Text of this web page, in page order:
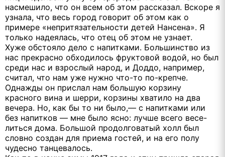
насмешило, что он всем об этом рассказал. Вскоре я
узнала, что весь город говорит об этом как о
примере «непритязательности детей Нансена». Я
только надеялась, что отец об этом не узнает.
Хуже обстояло дело с напитками. Большинство из
нас прекрасно обходилось фруктовой водой, но был
среди нас и взрослый народ, и Доддо, например,
считал, что нам уже нужно что-то по-крепче.
Однажды он прислал нам большую корзину
красного вина и шерри, корзины хватило на два
вечера. Но, как бы то ни было,— с напитками или
без напитков — мне было ясно: лучше всего весе-
литься дома. Большой продолговатый холл был
словно создан для приема гостей, и на его полу
чудесно танцевалось.